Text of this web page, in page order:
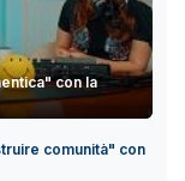
con la
comunità" con